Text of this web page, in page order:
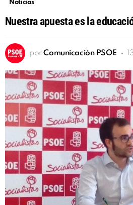
Noticias
Nuestra apuesta es la
por Comunicación PSOE